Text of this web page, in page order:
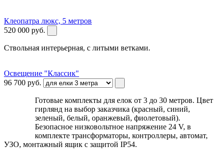
Клеопатра люкс, 5 метров
520 000 руб.
Ствольная интерьерная, с литыми ветками.
Освещение "Классик"
96 700 руб.
Готовые комплекты для елок от 3 до 30 метров. Цвет
гирлянд на выбор заказчика (красный, синий,
зеленый, белый, оранжевый, фиолетовый).
Безопасное низковольтное напряжение 24 V, в
комплекте трансформаторы, контроллеры, автомат,
УЗО, монтажный ящик с защитой IP54.